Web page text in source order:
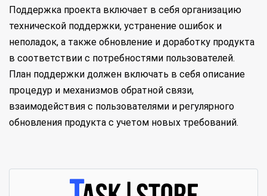
Поддержка проекта включает в себя организацию
технической поддержки, устранение ошибок и
неполадок, а также обновление и доработку продукта
в соответствии с потребностями пользователей.
План поддержки должен включать в себя описание
процедур и механизмов обратной связи,
взаимодействия с пользователями и регулярного
обновления продукта с учетом новых требований.